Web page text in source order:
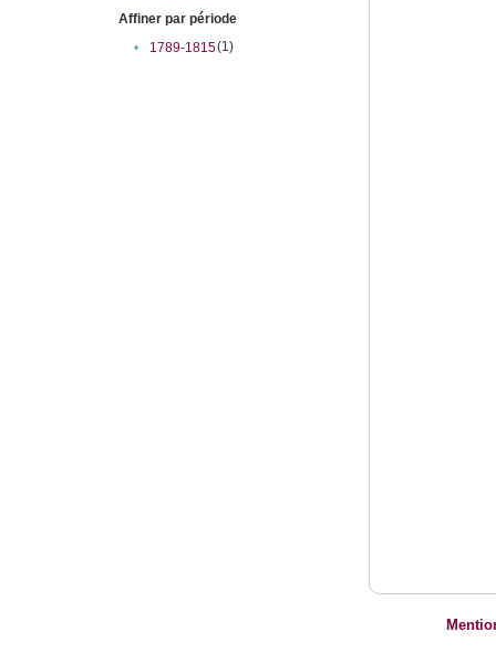
Affiner par période
•
1789-1815(1)